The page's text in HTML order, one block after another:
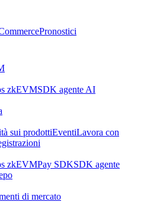
Pronostici
zkEVMSDK agente AI
sui prodottiEventiLavora con
zkEVMPay SDKSDK agente
di mercato